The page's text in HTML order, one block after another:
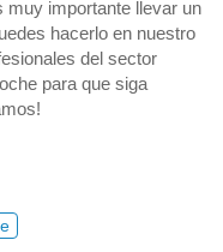
muy importante llevar un
hacerlo en nuestro
del sector
para que siga